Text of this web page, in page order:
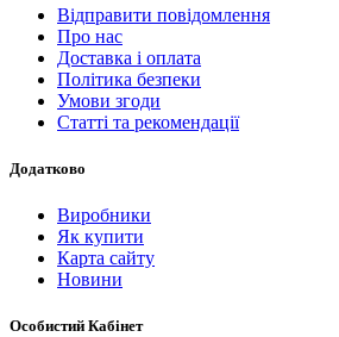
Відправити повідомлення
Про нас
Доставка і оплата
Політика безпеки
Умови згоди
Статті та рекомендації
Додатково
Виробники
Як купити
Карта сайту
Новини
Особистий Кабінет